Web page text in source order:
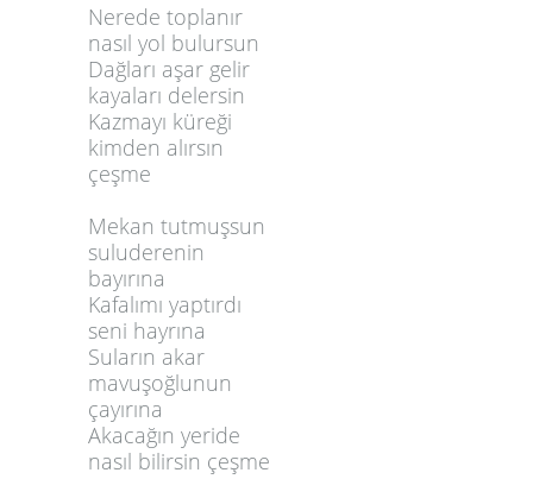
Nerede toplanır
nasıl yol bulursun
Dağları aşar gelir
kayaları delersin
Kazmayı küreği
kimden alırsın
çeşme
Mekan tutmuşsun
suluderenin
bayırına
Kafalımı yaptırdı
seni hayrına
Suların akar
mavuşoğlunun
çayırına
Akacağın yeride
nasıl bilirsin çeşme